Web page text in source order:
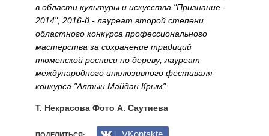
в области культуры и искусства "Признание -
2014", 2016-й - лауреат второй степени
областного конкурса профессионального
мастерства за сохранение традиций
тюменской росписи по дереву; лауреат
международного инклюзивного фестиваля-
конкурса "Алтын Майдан Крым".
Т. Некрасова Фото А. Саутиева
VKontakte